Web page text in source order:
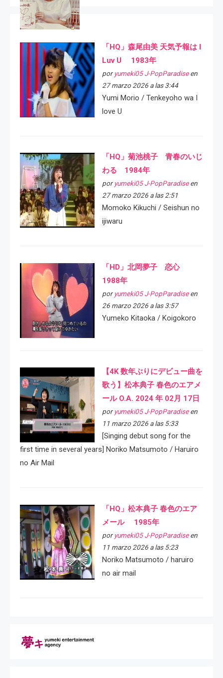
「HQ」森尾由美 天気予報は I
Luv U 1983年
por yumeki05 J-PopParadiseen
27 marzo 2026 a las 3:44
Yumi Morio / Tenkeyoho wa I
love U
「HQ」菊池桃子 青春のいじ
わる 1984年
por yumeki05 J-PopParadiseen
27 marzo 2026 a las 2:51
Momoko Kikuchi / Seishun no
ijiwaru
「HD」北岡夢子 恋心
1988年
por yumeki05 J-PopParadiseen
26 marzo 2026 a las 3:57
Yumeko Kitaoka / Koigokoro
【4K 数年ぶりにデビュー曲を
歌う】松本典子 春色のエアメ
ール O.A. 2024 年 02月 17日
por yumeki05 J-PopParadiseen
11 marzo 2026 a las 5:33
[Singing debut song for the
first time in several years] Noriko Matsumoto / Haruiro
no Air Mail
「HQ」松本典子 春色のエア
メール 1985年
por yumeki05 J-PopParadiseen
11 marzo 2026 a las 5:23
Noriko Matsumoto / haruiro
no air mail